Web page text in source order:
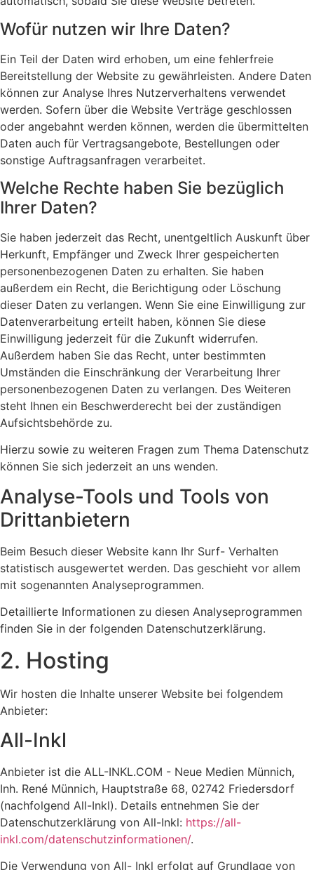
Wofür nutzen wir Ihre Daten?
Ein Teil der Daten wird erhoben, um eine fehlerfreie
Bereitstellung der Website zu gewährleisten. Andere Daten
können zur Analyse Ihres Nutzerverhaltens verwendet
werden. Sofern über die Website Verträge geschlossen
oder angebahnt werden können, werden die übermittelten
Daten auch für Vertragsangebote, Bestellungen oder
sonstige Auftragsanfragen verarbeitet.
Welche Rechte haben Sie bezüglich
Ihrer Daten?
Sie haben jederzeit das Recht, unentgeltlich Auskunft über
Herkunft, Empfänger und Zweck Ihrer gespeicherten
personenbezogenen Daten zu erhalten. Sie haben
außerdem ein Recht, die Berichtigung oder Löschung
dieser Daten zu verlangen. Wenn Sie eine Einwilligung zur
Datenverarbeitung erteilt haben, können Sie diese
Einwilligung jederzeit für die Zukunft widerrufen.
Außerdem haben Sie das Recht, unter bestimmten
Umständen die Einschränkung der Verarbeitung Ihrer
personenbezogenen Daten zu verlangen. Des Weiteren
steht Ihnen ein Beschwerderecht bei der zuständigen
Aufsichtsbehörde zu.
Hierzu sowie zu weiteren Fragen zum Thema Datenschutz
können Sie sich jederzeit an uns wenden.
Analyse-Tools und Tools von
Dritt­anbietern
Beim Besuch dieser Website kann Ihr Surf- Verhalten
statistisch ausgewertet werden. Das geschieht vor allem
mit sogenannten Analyseprogrammen.
Detaillierte Informationen zu diesen Analyseprogrammen
finden Sie in der folgenden Datenschutzerklärung.
2. Hosting
Wir hosten die Inhalte unserer Website bei folgendem
Anbieter:
All-Inkl
Anbieter ist die ALL-INKL.COM - Neue Medien Münnich,
Inh. René Münnich, Hauptstraße 68, 02742 Friedersdorf
(nachfolgend All-Inkl). Details entnehmen Sie der
Datenschutzerklärung von All-Inkl: https://all-
inkl.com/datenschutzinformationen/.
Die Verwendung von All- Inkl erfolgt auf Grundlage von